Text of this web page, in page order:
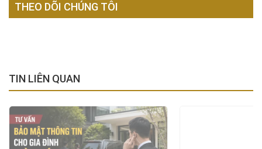
THEO DÕI CHÚNG TÔI
TIN LIÊN QUAN